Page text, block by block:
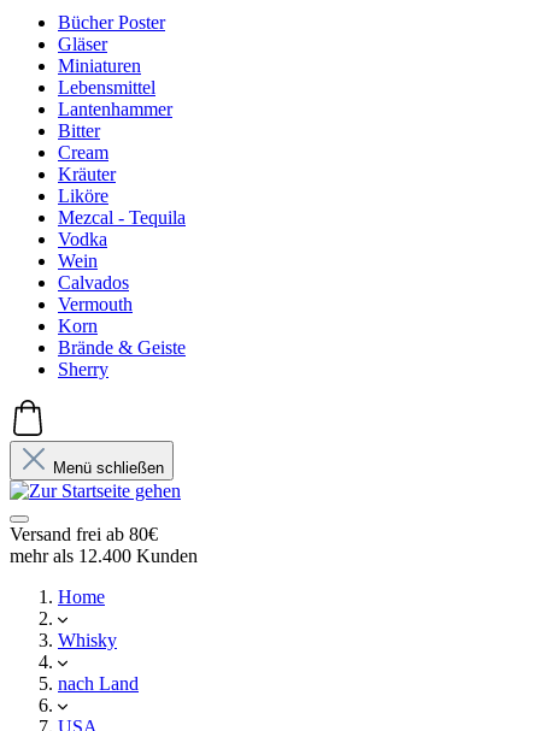
Bücher Poster
Gläser
Miniaturen
Lebensmittel
Lantenhammer
Bitter
Cream
Kräuter
Liköre
Mezcal - Tequila
Vodka
Wein
Calvados
Vermouth
Korn
Brände & Geiste
Sherry
Menü schließen
Versand frei ab 80€
mehr als 12.400 Kunden
Home
Whisky
nach Land
USA